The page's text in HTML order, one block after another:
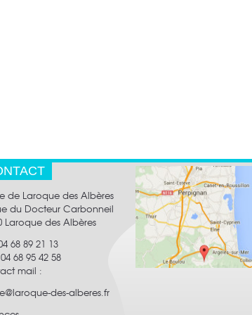
de Laroque des Albères
du Docteur Carbonneil
Laroque des Albères
68 89 21 13
04 68 95 42 58
mail :
des-alberes.fr